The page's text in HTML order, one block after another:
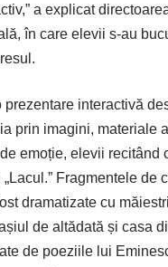
a explicat
în care elevii s-au
prezentare interactivă
prin imagini, materiale
emoție, elevii recitând
„Lacul.” Fragmentele
dramatizate cu
de altădată și casa
de poeziile lui